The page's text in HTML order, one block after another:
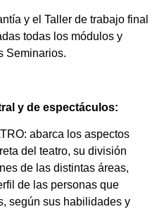
y el Taller de trabajo final
todas los módulos y
Seminarios.
y de espectáculos:
abarca los aspectos
del teatro, su división
de las distintas áreas,
de las personas que
según sus habilidades y